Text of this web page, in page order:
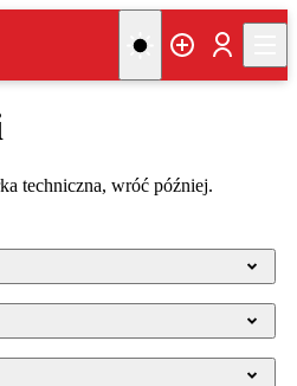
techniczna, wróć później.